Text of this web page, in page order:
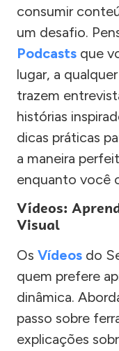
consumir
um desafio.
Podcasts que
lugar, a
trazem
histórias
dicas práticas
a maneira
enquanto você
Vídeos:
Visual
Os Vídeos do
quem prefere
dinâmica.
passo sobre
explicações